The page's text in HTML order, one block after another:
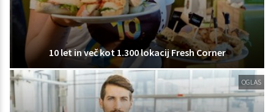
10 let in več kot 1.300 lokacij Fresh Corner
OGLAS